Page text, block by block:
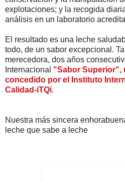
explotaciones; y la recogida
análisis en un laboratorio
El resultado es una leche
todo, de un sabor excepcional.
merecedora, dos años
Internacional "Sabor Superior",
concedido por el Instituto
Calidad-iTQi.
Nuestra más sincera
leche que sabe a leche